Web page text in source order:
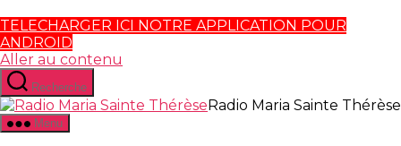
TELECHARGER ICI NOTRE APPLICATION POUR
ANDROID
Aller au contenu
Recherche
Radio Maria Sainte Thérèse
Menu